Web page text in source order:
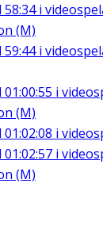
58:34i
(M)
59:44i
01:00:55 i
(M)
01:02:08 i
01:02:57 i
(M)